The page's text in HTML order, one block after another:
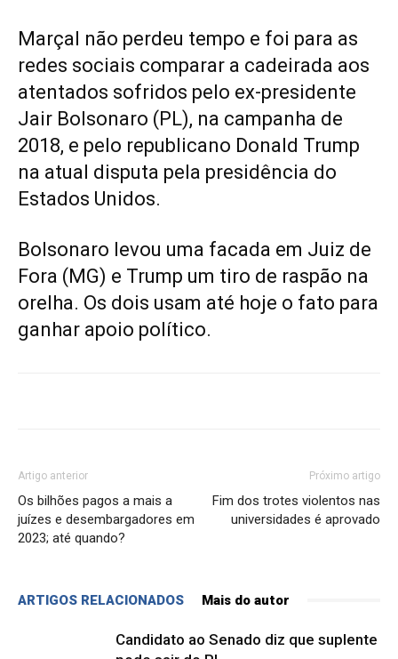
Marçal não perdeu tempo e foi para as
redes sociais comparar a cadeirada aos
atentados sofridos pelo ex-presidente
Jair Bolsonaro (PL), na campanha de
2018, e pelo republicano Donald Trump
na atual disputa pela presidência do
Estados Unidos.
Bolsonaro levou uma facada em Juiz de
Fora (MG) e Trump um tiro de raspão na
orelha. Os dois usam até hoje o fato para
ganhar apoio político.
Artigo anterior
Os bilhões pagos a mais a
juízes e desembargadores em
2023; até quando?
Próximo artigo
Fim dos trotes violentos nas
universidades é aprovado
ARTIGOS RELACIONADOS Mais do autor
Candidato ao Senado diz que suplente